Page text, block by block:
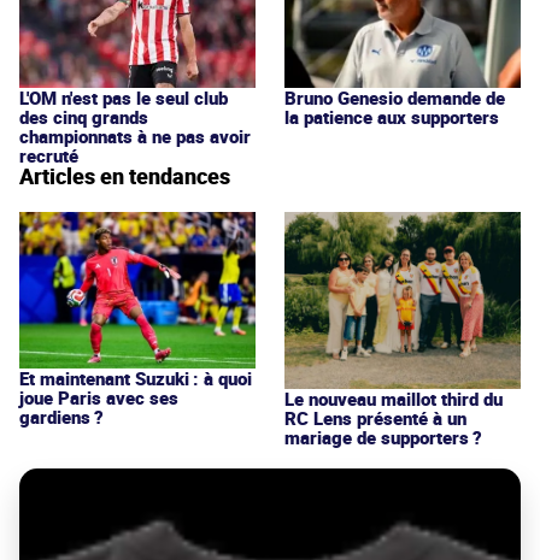
L'OM n'est pas le seul club
des cinq grands
championnats à ne pas avoir
recruté
Bruno Genesio demande de
la patience aux supporters
Articles en tendances
Et maintenant Suzuki : à quoi
joue Paris avec ses
gardiens ?
Le nouveau maillot third du
RC Lens présenté à un
mariage de supporters ?